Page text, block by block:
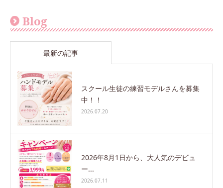
Blog
最新の記事
スクール生徒の練習モデルさんを募集
中！！
2026.07.20
2026年8月1日から、大人気のデビュ
ー...
2026.07.11